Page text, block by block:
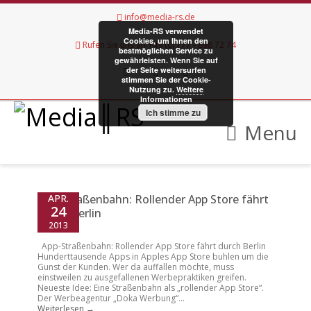
info@media-rs.de
Rufen Sie uns an +49 (0) 177 - 898 72 74
Twitter LinkedInPinterest
Menu
APR.
24
2013
App-Straßenbahn: Rollender App Store fährt
durch Berlin
App-Straßenbahn: Rollender App Store fährt durch Berlin
Hunderttausende Apps in Apples App Store buhlen um die
Gunst der Kunden. Wer da auffallen möchte, muss
einstweilen zu ausgefallenen Werbepraktiken greifen.
Neueste Idee: Eine Straßenbahn als „rollender App Store“.
Der Werbeagentur „Doka Werbung“...
Weiterlesen →
Media-RS verwendet
Cookies, um Ihnen den
bestmöglichen Service zu
gewährleisten. Wenn Sie auf
der Seite weitersurfen
stimmen Sie der Cookie-
Nutzung zu. Weitere
Informationen
Ich stimme zu